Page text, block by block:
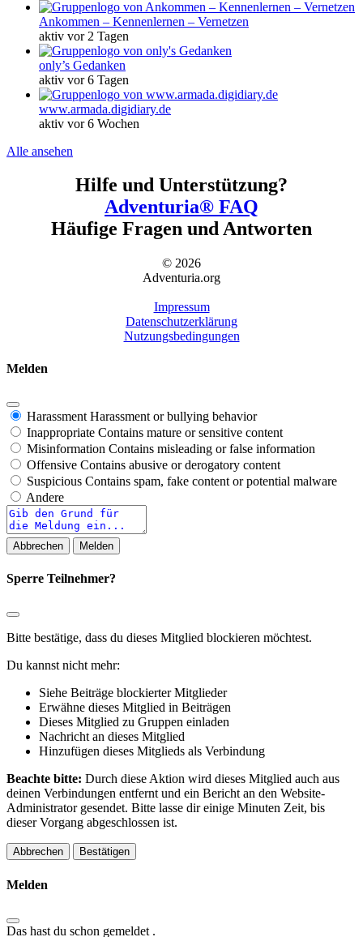
Ankommen – Kennenlernen – Vernetzen
aktiv vor 2 Tagen
only’s Gedanken
aktiv vor 6 Tagen
www.armada.digidiary.de
aktiv vor 6 Wochen
Alle ansehen
Hilfe und Unterstützung?
Adventuria® FAQ
Häufige Fragen und Antworten
© 2026
Adventuria.org
Impressum
Datenschutzerklärung
Nutzungsbedingungen
Melden
Harassment Harassment or bullying behavior
Inappropriate Contains mature or sensitive content
Misinformation Contains misleading or false information
Offensive Contains abusive or derogatory content
Suspicious Contains spam, fake content or potential malware
Andere
Report
note
Melden
Sperre Teilnehmer?
Bitte bestätige, dass du dieses Mitglied blockieren möchtest.
Du kannst nicht mehr:
Siehe Beiträge blockierter Mitglieder
Erwähne dieses Mitglied in Beiträgen
Dieses Mitglied zu Gruppen einladen
Nachricht an dieses Mitglied
Hinzufügen dieses Mitglieds als Verbindung
Beachte bitte: Durch diese Aktion wird dieses Mitglied auch aus
deinen Verbindungen entfernt und ein Bericht an den Website-
Administrator gesendet. Bitte lasse dir einige Minuten Zeit, bis
dieser Vorgang abgeschlossen ist.
Bestätigen
Melden
Das hast du schon gemeldet .